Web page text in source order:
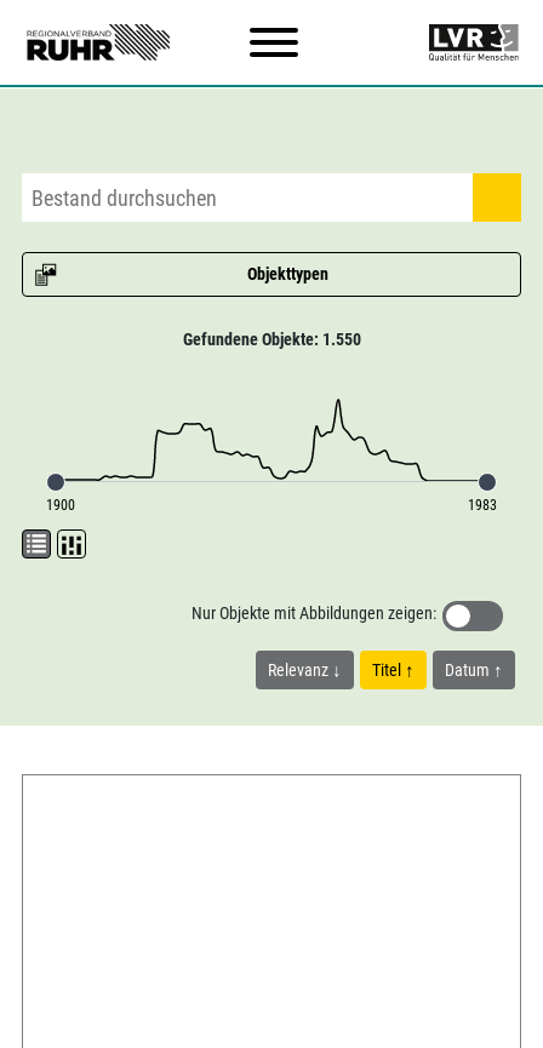
Objekttypen
Gefundene Objekte: 1.550
1900 1983
Relevanz Titel Datum
Nur Objekte mit Abbildungen zeigen: